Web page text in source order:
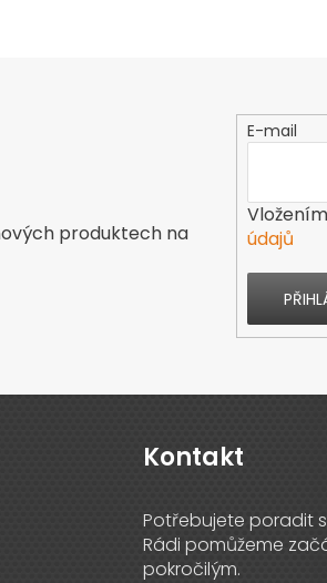
produktech na
E-mail
údajů
Kontakt